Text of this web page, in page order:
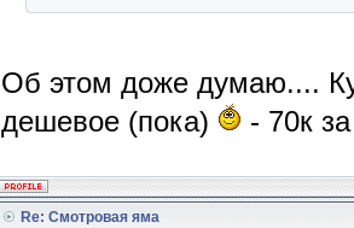
Об этом доже думаю....
дешевое (пока)
- 70к
Re: Смотровая яма